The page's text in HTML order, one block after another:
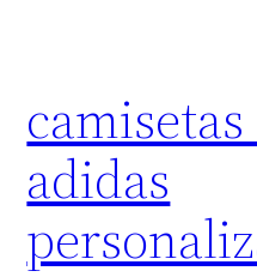
adidas